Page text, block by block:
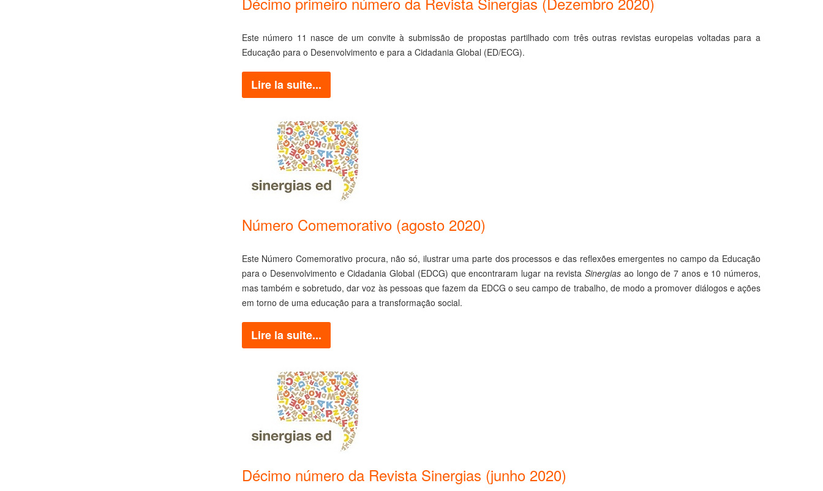
Este número 11 nasce de um convite à submissão de propostas partilhado com três outras revistas europeias voltadas para a
Educação para o Desenvolvimento e para a Cidadania Global (ED/ECG).
Lire la suite...
Número Comemorativo (agosto 2020)
Este Número Comemorativo procura, não só, ilustrar uma parte dos processos e das reflexões emergentes no campo da Educação
para o Desenvolvimento e Cidadania Global (EDCG) que encontraram lugar na revistaSinergias ao longo de 7 anos e 10 números,
mas também e sobretudo, dar voz às pessoas que fazem da EDCG o seu campo de trabalho, de modo a promover diálogos e ações
em torno de uma educação para a transformação social.
Lire la suite...
Décimo número da Revista Sinergias (junho 2020)